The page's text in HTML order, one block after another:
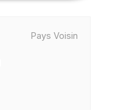
Pays Voisin